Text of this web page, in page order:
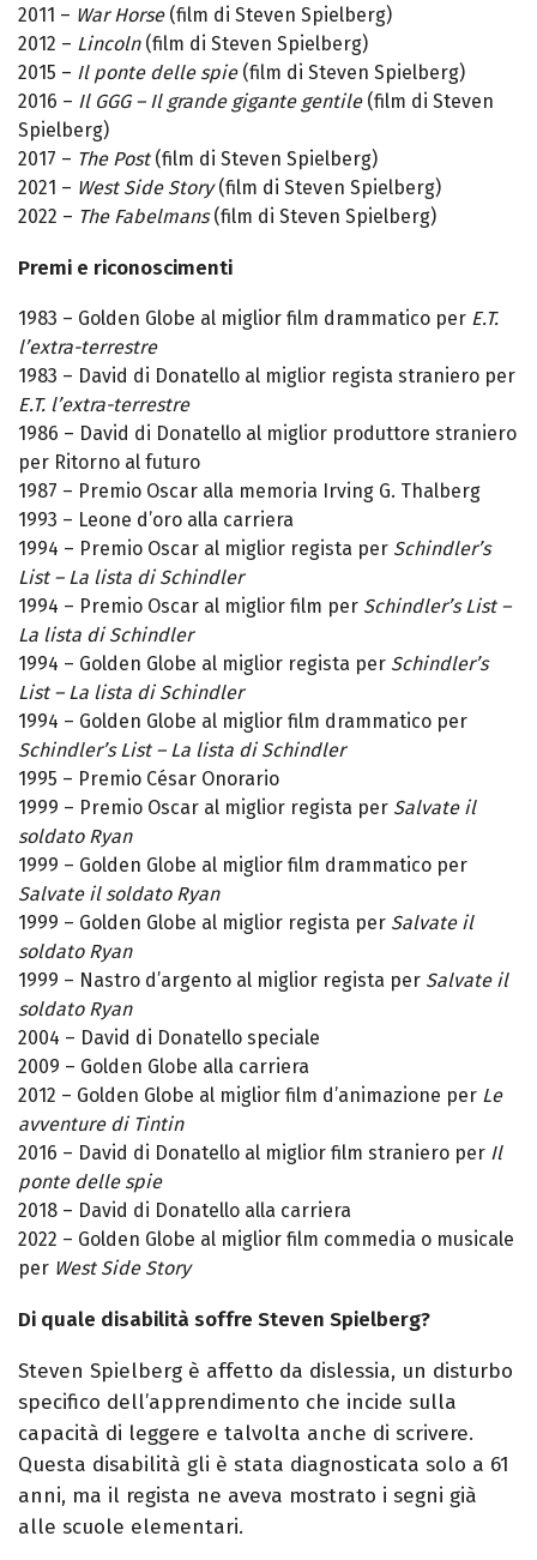
2011 – War Horse(film di Steven Spielberg)
2012 – Lincoln(film di Steven Spielberg)
2015 – Il ponte delle spie(film di Steven Spielberg)
2016 – Il GGG – Il grande gigante gentile(film di Steven
Spielberg)
2017 – The Post(film di Steven Spielberg)
2021 – West Side Story(film di Steven Spielberg)
2022 – The Fabelmans(film di Steven Spielberg)
Premi e riconoscimenti
1983 – Golden Globe al miglior film drammatico per E.T.
l’extra-terrestre
1983 – David di Donatello al miglior regista straniero per
E.T. l’extra-terrestre
1986 – David di Donatello al miglior produttore straniero
per Ritorno al futuro
1987 – Premio Oscar alla memoria Irving G. Thalberg
1993 – Leone d’oro alla carriera
1994 – Premio Oscar al miglior regista per Schindler’s
List – La lista di Schindler
1994 – Premio Oscar al miglior film per Schindler’s List –
La lista di Schindler
1994 – Golden Globe al miglior regista per Schindler’s
List – La lista di Schindler
1994 – Golden Globe al miglior film drammatico per
Schindler’s List – La lista di Schindler
1995 – Premio César Onorario
1999 – Premio Oscar al miglior regista per Salvate il
soldato Ryan
1999 – Golden Globe al miglior film drammatico per
Salvate il soldato Ryan
1999 – Golden Globe al miglior regista per Salvate il
soldato Ryan
1999 – Nastro d’argento al miglior regista per Salvate il
soldato Ryan
2004 – David di Donatello speciale
2009 – Golden Globe alla carriera
2012 – Golden Globe al miglior film d’animazione per Le
avventure di Tintin
2016 – David di Donatello al miglior film straniero per Il
ponte delle spie
2018 – David di Donatello alla carriera
2022 – Golden Globe al miglior film commedia o musicale
per West Side Story
Di quale disabilità soffre Steven Spielberg?
Steven Spielberg è affetto da dislessia, un disturbo
specifico dell’apprendimento che incide sulla
capacità di leggere e talvolta anche di scrivere.
Questa disabilità gli è stata diagnosticata solo a 61
anni, ma il regista ne aveva mostrato i segni già
alle scuole elementari.